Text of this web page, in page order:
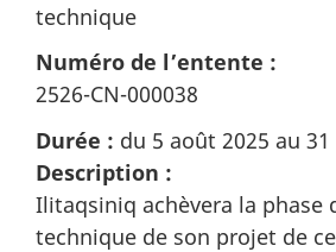
technique
Numéro de l’entente :
2526-CN-000038
Durée : du 5 août 2025 au
Description :
Ilitaqsiniq achèvera la phase
technique de son projet de